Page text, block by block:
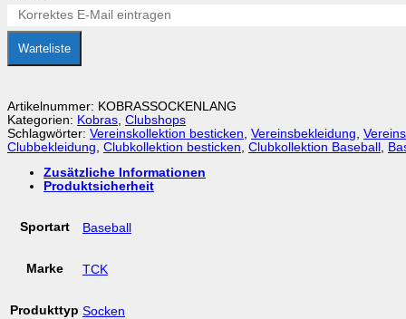
Warteliste
Artikelnummer: KOBRASSOCKENLANG
Kategorien: Kobras Clubshops
Schlagwörter: Vereinskollektion besticken Vereinsbekleidung
Clubbekleidung Clubkollektion besticken Clubkollektion Baseball
Zusätzliche Informationen
Produktsicherheit
Sportart Baseball
Marke TCK
Produkttyp Socken